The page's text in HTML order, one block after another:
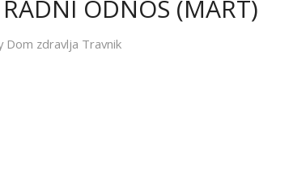
ODNOS (MART)
Dom zdravlja Travnik